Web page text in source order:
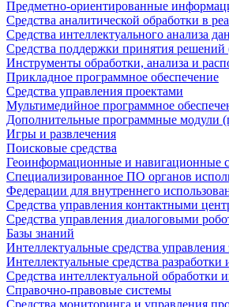
Предметно-ориентированные
Средства аналитической обработки в
Средства интеллектуального анализа
Средства поддержки принятия решений
Инструменты обработки, анализа и
Прикладное программное обеспечение
Средства управления проектами
Мультимедийное программное
Дополнительные программные модули
Игры и развлечения
Поисковые средства
Геоинформационные и навигационные
Специализированное ПО органов
Федерации для внутреннего
Средства управления контактными
Средства управления диалоговыми
Базы знаний
Интеллектуальные средства
Интеллектуальные средства
Средства интеллектуальной обработки
Справочно-правовые системы
Средства мониторинга и управления